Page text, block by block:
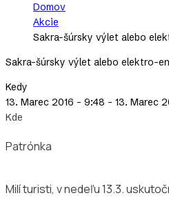
Breadcrumb
Domov
Akcie
Sakra-šúrsky výlet alebo
Sakra-šúrsky výlet alebo elektro-
Kedy
13. Marec 2016 - 9:48 - 13. Marec
Kde
Patrónka
Milí turisti, v nedeľu 13.3.